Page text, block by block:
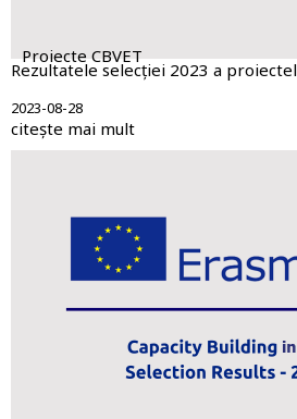
Proiecte CBVET
Rezultatele selecției 2023 a
2023-08-28
citește mai mult